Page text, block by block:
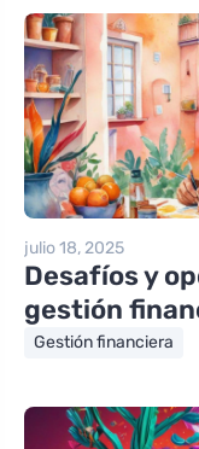
julio 18, 2025
Desafíos y
gestión
Gestión financiera